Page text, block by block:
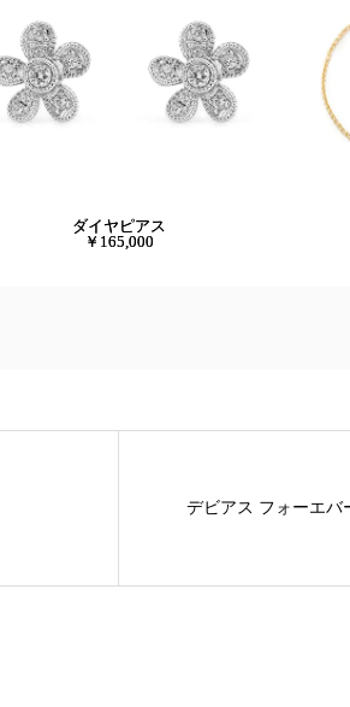
ダイヤピアス
￥165,000
デビアス フォーエバ